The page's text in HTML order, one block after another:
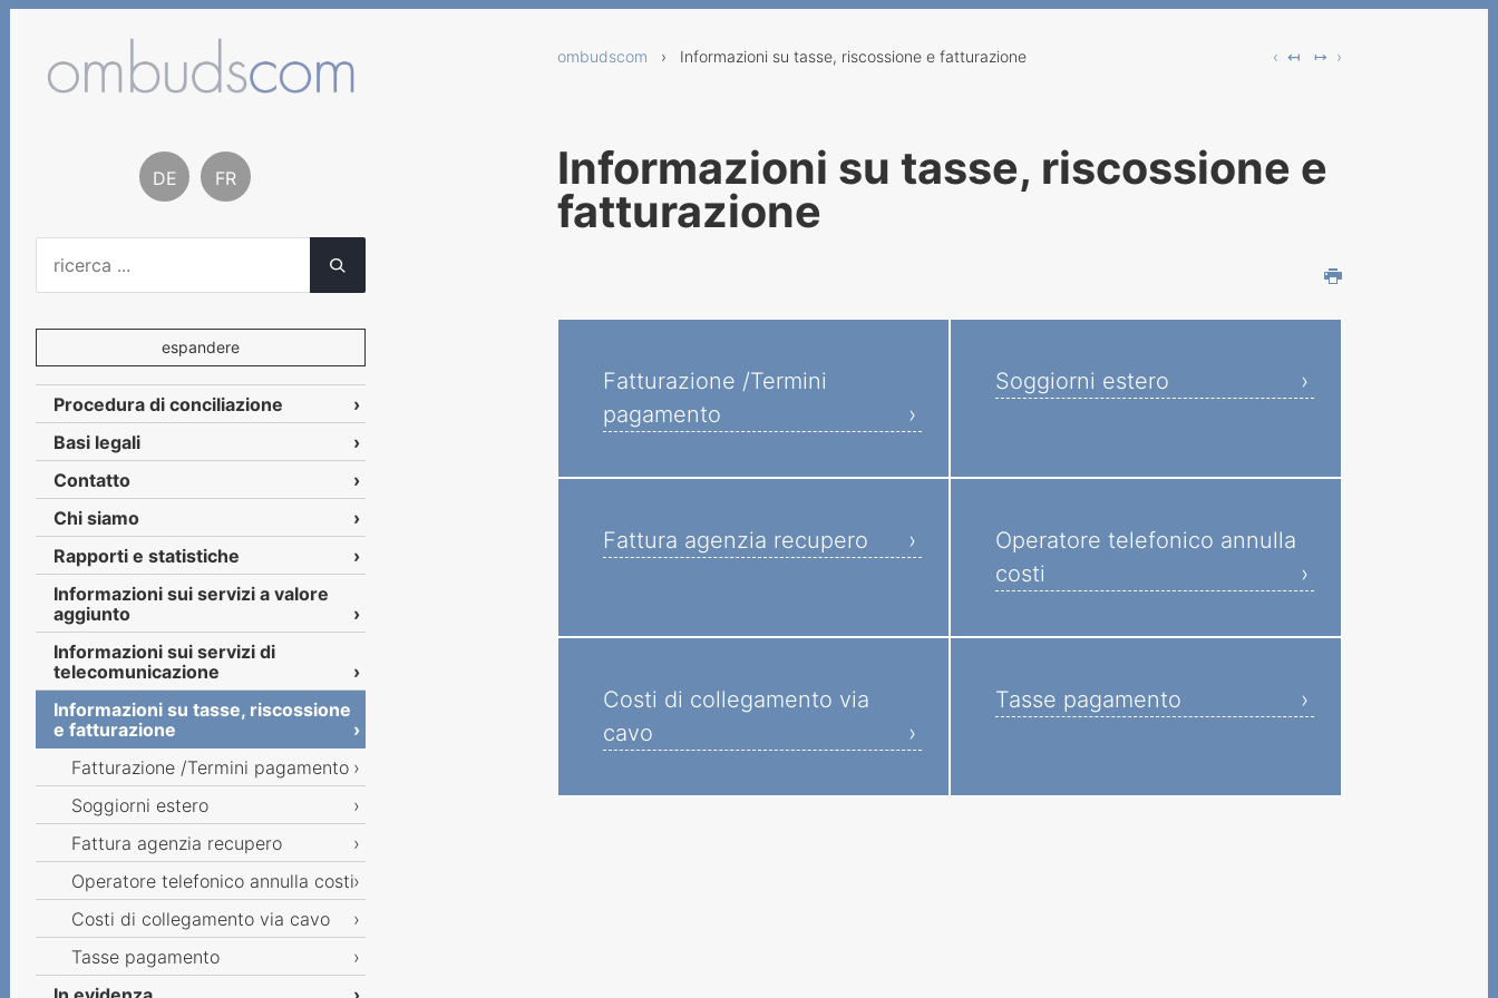
DE FR
ombudscom › Informazioni su tasse, riscossione e fatturazione ‹ ↤ ↦ ›
Informazioni su tasse, riscossione e
fatturazione
Fatturazione /Termini
pagamento
Soggiorni estero
Fattura agenzia recupero
Operatore telefonico annulla
costi
Costi di collegamento via
cavo
Tasse pagamento
espandere
Procedura di conciliazione
Basi legali
Contatto
Chi siamo
Rapporti e statistiche
Informazioni sui servizi a valore
aggiunto
Informazioni sui servizi di
telecomunicazione
Informazioni su tasse, riscossione
e fatturazione
Fatturazione /Termini pagamento
Soggiorni estero
Fattura agenzia recupero
Operatore telefonico annulla costi
Costi di collegamento via cavo
Tasse pagamento